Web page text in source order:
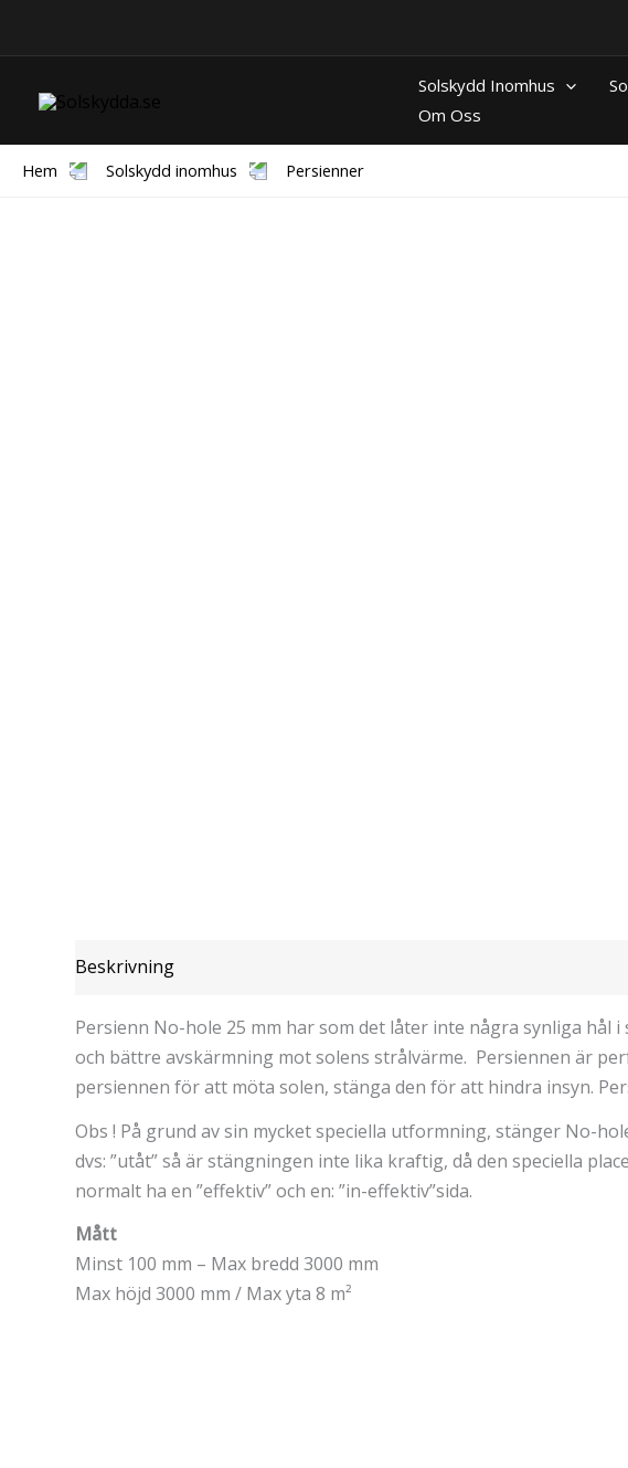
Solskydd Inomhus
Om Oss
Hem Solskydd inomhus Persienner
Beskrivning
Persienn No-hole 25 mm har som det låter inte några synliga
och bättre avskärmning mot solens strålvärme. Persiennen är
persiennen för att möta solen, stänga den för att hindra insyn.
Obs ! På grund av sin mycket speciella utformning, stänger No-
dvs: ”utåt” så är stängningen inte lika kraftig, då den speciella
normalt ha en ”effektiv” och en: ”in-effektiv”sida.
Mått
Minst 100 mm – Max bredd 3000 mm
Max höjd 3000 mm / Max yta 8 m²